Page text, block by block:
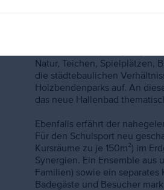
Natur, Teichen, Spielplätzen,
die städtebaulichen
Holzbendenparks auf. An
das neue Hallenbad
Ebenfalls erfährt der
Für den Schulsport neu
Kursräume zu je 150m²) im
Synergien. Ein Ensemble aus
Familien) sowie ein separates
Badegäste und Besucher